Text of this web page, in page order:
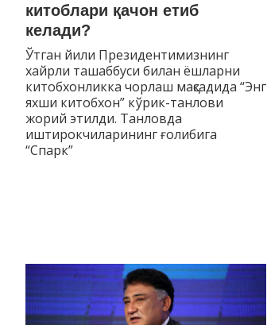
китоблари қачон етиб
келади?
Ўтган йили Президентимизнинг
хайрли ташаббуси билан ёшларни
китобхонликка чорлаш мақсадида “Энг
яхши китобхон” кўрик-танлови
жорий этилди. Танловда
иштирокчиларининг ғолибига
“Спарк”